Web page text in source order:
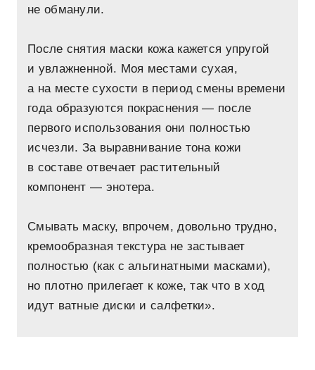
не обманули.
После снятия маски кожа кажется упругой
и увлажненной. Моя местами сухая,
а на месте сухости в период смены времени
года образуются покраснения — после
первого использования они полностью
исчезли. За выравнивание тона кожи
в составе отвечает растительный
компонент — энотера.
Смывать маску, впрочем, довольно трудно,
кремообразная текстура не застывает
полностью (как с альгинатными масками),
но плотно прилегает к коже, так что в ход
идут ватные диски и салфетки».